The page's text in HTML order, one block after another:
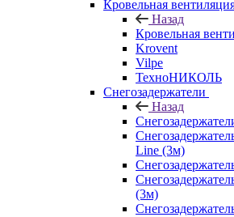
Кровельная
Назад
Кровельная
Krovent
Vilpe
ТехноНИКОЛЬ
Снегозадержатели
Назад
Line (3м)
(3м)